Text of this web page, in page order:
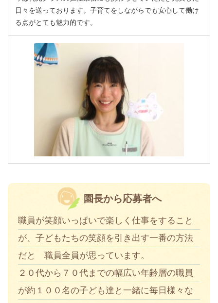
日々を送っております。子育てをしながらでも安心して働け
る点がとても魅力的です。
園長から応募者へ
職員が笑顔いっぱいで楽しく仕事をすること
が、子どもたちの笑顔を引き出す一番の方法
だと 職員全員が思っています。
２０代から７０代までの幅広い年齢層の職員
が約１００名の子ども達と一緒に毎日様々な